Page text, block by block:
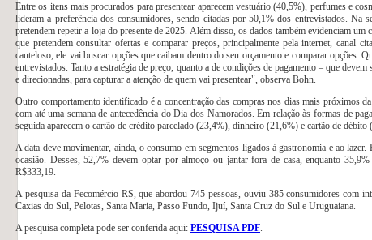
Entre os itens mais procurados para presentear aparecem vestuário (40,5%), perfumes e
lideram a preferência dos consumidores, sendo citadas por 50,1% dos entrevistados.
pretendem repetir a loja do presente de 2025. Além disso, os dados também evidenciam
que pretendem consultar ofertas e comparar preços, principalmente pela internet, canal
cauteloso, ele vai buscar opções que caibam dentro do seu orçamento e comparar opções.
entrevistados. Tanto a estratégia de preço, quanto a de condições de pagamento – que
e direcionadas, para capturar a atenção de quem vai presentear", observa Bohn.
Outro comportamento identificado é a concentração das compras nos dias mais próximos
com até uma semana de antecedência do Dia dos Namorados. Em relação às formas de
seguida aparecem o cartão de crédito parcelado (23,4%), dinheiro (21,6%) e cartão de débito
A data deve movimentar, ainda, o consumo em segmentos ligados à gastronomia e ao
ocasião. Desses, 52,7% devem optar por almoço ou jantar fora de casa, enquanto
R$333,19.
A pesquisa da Fecomércio-RS, que abordou 745 pessoas, ouviu 385 consumidores com
Caxias do Sul, Pelotas, Santa Maria, Passo Fundo, Ijuí, Santa Cruz do Sul e Uruguaiana.
A pesquisa completa pode ser conferida aqui: PESQUISA PDF.